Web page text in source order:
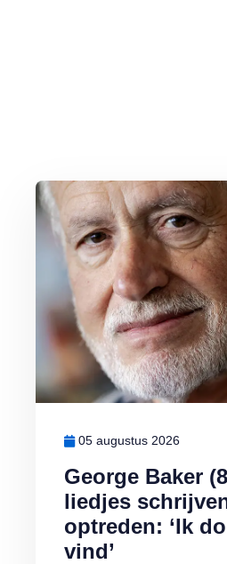
George Baker
liedjes
optreden: ‘Ik
vind’
05 augustus 2026
Lees meer over George Baker